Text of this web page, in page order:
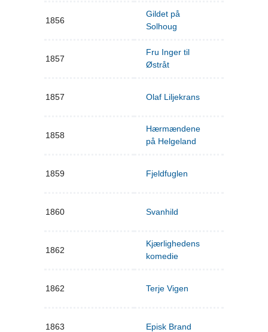
1856
Gildet på
Solhoug
1857
Fru Inger til
Østråt
1857 Olaf Liljekrans
1858
Hærmændene
på Helgeland
1859 Fjeldfuglen
1860 Svanhild
1862
Kjærlighedens
komedie
1862 Terje Vigen
1863 Episk Brand